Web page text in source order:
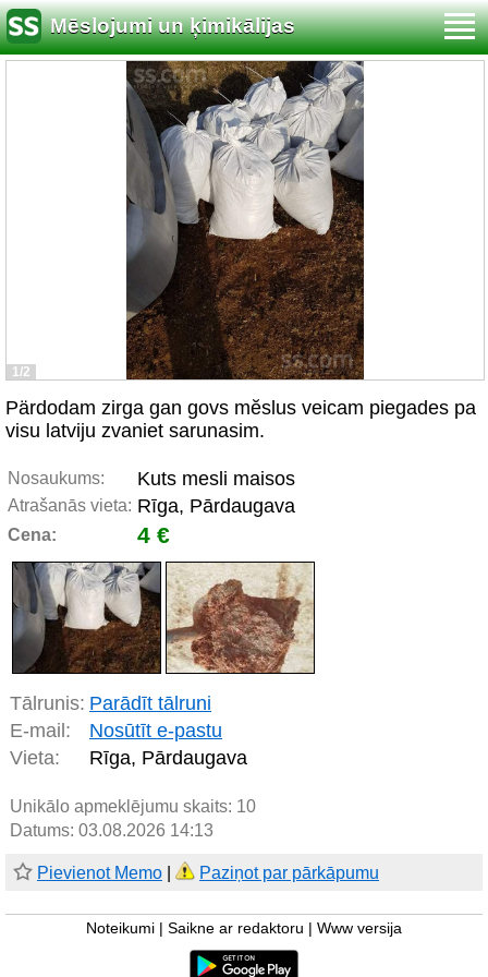
Mēslojumi un ķimikālijas
1/2
Pärdodam zirga gan govs mĕslus veicam piegades pa
visu latviju zvaniet sarunasim.
Nosaukums: Kuts mesli maisos
Atrašanās vieta: Rīga, Pārdaugava
Cena: 4 €
Tālrunis: Parādīt tālruni
E-mail:
Nosūtīt e-pastu
Vieta:
Rīga, Pārdaugava
Unikālo apmeklējumu skaits: 10
Datums: 03.08.2026 14:13
Pievienot Memo Paziņot par pārkāpumu
Noteikumi Saikne ar redaktoru Www versija